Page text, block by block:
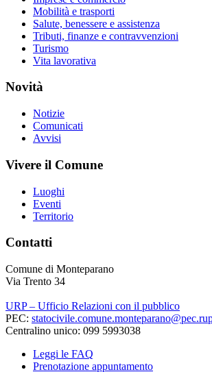
Mobilità e trasporti
Salute, benessere e assistenza
Tributi, finanze e contravvenzioni
Turismo
Vita lavorativa
Novità
Notizie
Comunicati
Avvisi
Vivere il Comune
Luoghi
Eventi
Territorio
Contatti
Comune di Monteparano
Via Trento 34
URP – Ufficio Relazioni con il pubblico
PEC:
Centralino unico: 099 5993038
Leggi le FAQ
Prenotazione appuntamento